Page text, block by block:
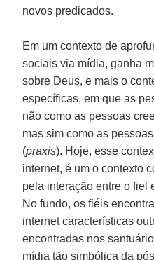
novos predicados.
Em um contexto de
sociais via mídia, ganha
sobre Deus, e mais o
específicas, em que as
não como as pessoas
mas sim como as
(praxis). Hoje, esse
internet, é um o contexto
pela interação entre o fiel
No fundo, os fiéis
internet características
encontradas nos
mídia tão simbólica da